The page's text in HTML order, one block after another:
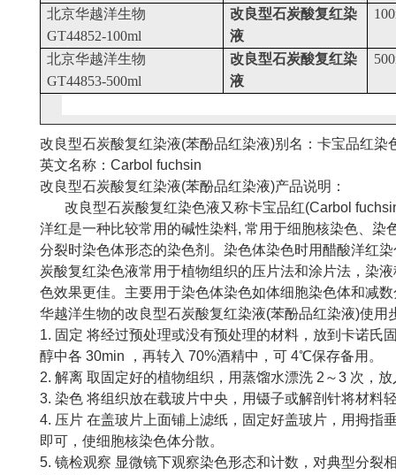
北京华越洋生物
GT44852-100ml
改良型石炭酸复红染
液
北京华越洋生物
GT44853-500ml
改良型石炭酸复红染
液
改良型石炭酸复红染液(苯酚品红染液)别名：卡宝品红染
英文名称： Carbol fuchsin
改良型石炭酸复红染液(苯酚品红染液)产品说明：
改良型石炭酸复红染色液又称卡宝品红(Carbol
洋红是一种比较常用的碱性染料, 常用于细胞核染色、染
分裂时染色体形态的染色剂。染色体染色时用醋酸洋红
炭酸复红染色液常用于植物组织的压片法和涂片法，染
色效果更佳。主要用于染色体染色如体细胞染色体和减
华越洋生物的改良型石炭酸复红染液(苯酚品红染液)使⽤
1. 固定 将经过预处理或没有预处理的材料，放到卡诺氏
醇中各 30min ，再转入 70%酒精中，可 4℃保存备用。
2. 解离 取固定好的植物组织，用蒸馏水漂洗 2 ～3 次，放
3. 染色 将组织放在载玻片中央，用镊子或解剖针将材料
4. 压片 在盖玻片上面铺上滤纸，固定好盖玻片，用拇指
即可，使细胞核染色体分散。
5. 镜检观察 显微镜下观察染色形态和计数，对典型分裂